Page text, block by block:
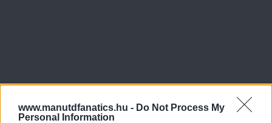
www.manutdfanatics.hu - Do Not Process My
Personal Information